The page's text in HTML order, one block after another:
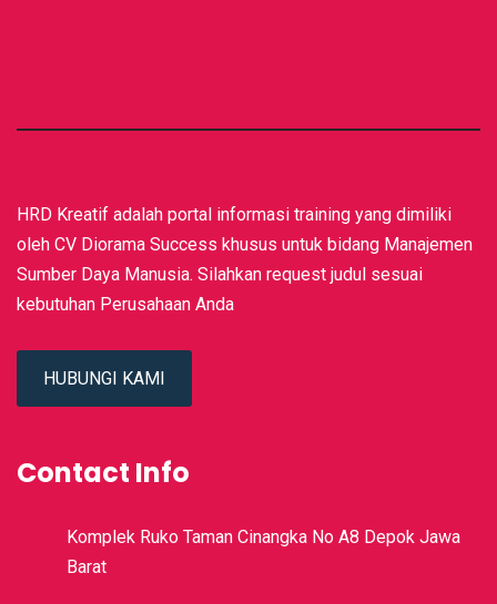
HRD Kreatif adalah portal informasi training yang dimiliki
oleh CV Diorama Success khusus untuk bidang Manajemen
Sumber Daya Manusia. Silahkan request judul sesuai
kebutuhan Perusahaan Anda
HUBUNGI KAMI
Contact Info
Komplek Ruko Taman Cinangka No A8 Depok Jawa
Barat